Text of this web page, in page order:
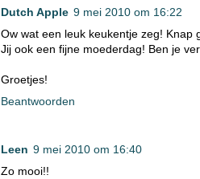
Dutch Apple 9 mei 2010 om 16:22
Ow wat een leuk keukentje zeg! Knap
Jij ook een fijne moederdag! Ben je
Groetjes!
Beantwoorden
Leen 9 mei 2010 om 16:40
Zo mooi!!